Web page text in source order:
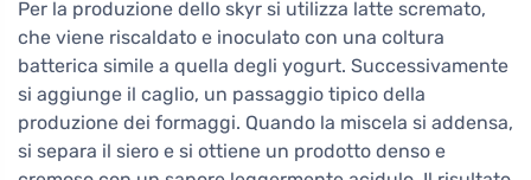
Per la produzione dello skyr si utilizza latte scremato,
che viene riscaldato e inoculato con una coltura
batterica simile a quella degli yogurt. Successivamente
si aggiunge il caglio, un passaggio tipico della
produzione dei formaggi. Quando la miscela si addensa,
si separa il siero e si ottiene un prodotto denso e